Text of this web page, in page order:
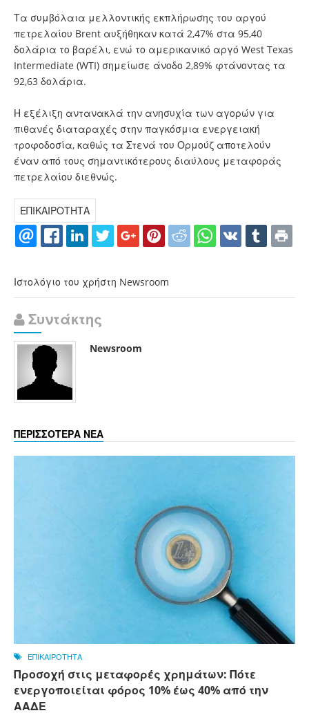
Τα συμβόλαια μελλοντικής εκπλήρωσης του αργού
πετρελαίου Brent αυξήθηκαν κατά 2,47% στα 95,40
δολάρια το βαρέλι, ενώ το αμερικανικό αργό West Texas
Intermediate (WTI) σημείωσε άνοδο 2,89% φτάνοντας τα
92,63 δολάρια.
Η εξέλιξη αντανακλά την ανησυχία των αγορών για
πιθανές διαταραχές στην παγκόσμια ενεργειακή
τροφοδοσία, καθώς τα Στενά του Ορμούζ αποτελούν
έναν από τους σημαντικότερους διαύλους μεταφοράς
πετρελαίου διεθνώς.
ΕΠΙΚΑΙΡΟΤΗΤΑ
Ιστολόγιο του χρήστη Newsroom
Συντάκτης
Newsroom
ΠΕΡΙΣΣΟΤΕΡΑ ΝΕΑ
ΕΠΙΚΑΙΡΟΤΗΤΑ
Προσοχή στις μεταφορές χρημάτων: Πότε
ενεργοποιείται φόρος 10% έως 40% από την
ΑΑΔΕ